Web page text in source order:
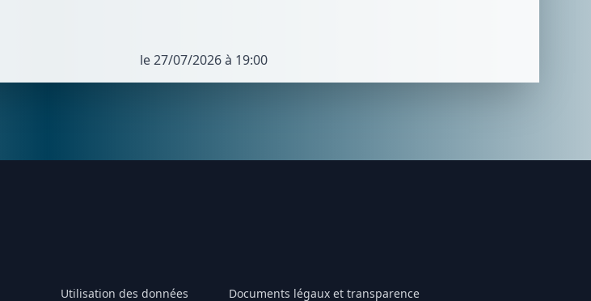
le 27/07/2026 à 19:00
Utilisation des données Documents légaux et transparence